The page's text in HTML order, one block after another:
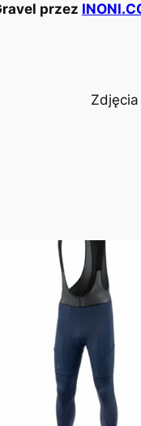
przez
Zdjęcia